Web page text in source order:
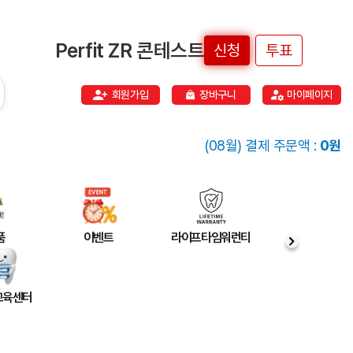
Perfit ZR 콘테스트 신청 투표
회원가입 장바구니 마이페이지
(08월) 결제 주문액 : 0원
이벤트 라이프타임워런티
센터